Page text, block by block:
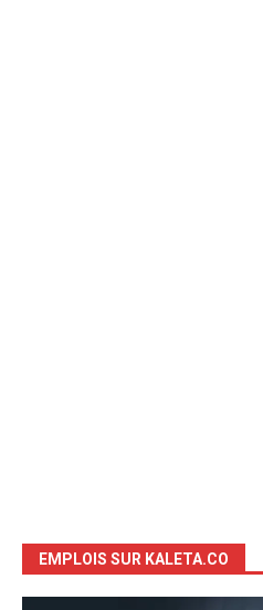
EMPLOIS SUR KALETA.CO